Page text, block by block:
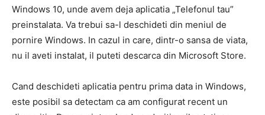
Windows 10, unde avem deja aplicatia „Telefonul tau”
preinstalata. Va trebui sa-l deschideti din meniul de
pornire Windows. In cazul in care, dintr-o sansa de viata,
nu il aveti instalat, il puteti descarca din Microsoft Store.
Cand deschideti aplicatia pentru prima data in Windows,
este posibil sa detectam ca am configurat recent un